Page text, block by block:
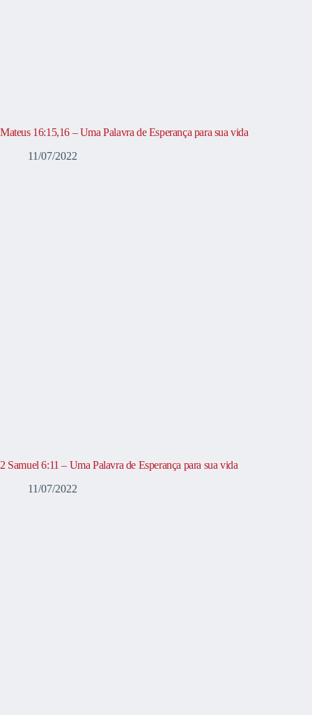
Mateus 16:15,16 – Uma Palavra de Esperança para sua vida
11/07/2022
2 Samuel 6:11 – Uma Palavra de Esperança para sua vida
11/07/2022